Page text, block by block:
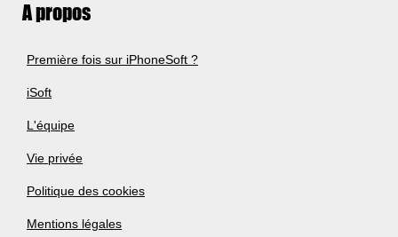
A propos
Première fois sur iPhoneSoft ?
iSoft
L'équipe
Vie privée
Politique des cookies
Mentions légales